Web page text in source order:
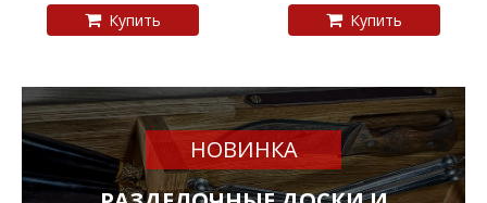
Купить Купить
НОВИНКА